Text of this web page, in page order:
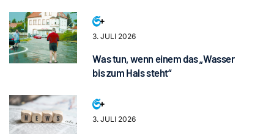
3. JULI 2026
Was tun, wenn einem das „Wasser
bis zum Hals steht“
3. JULI 2026